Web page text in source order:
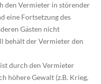
den Vermieter in störender
eine Fortsetzung des
Gästen nicht
behält der Vermieter den
durch den Vermieter
höhere Gewalt (z.B. Krieg,